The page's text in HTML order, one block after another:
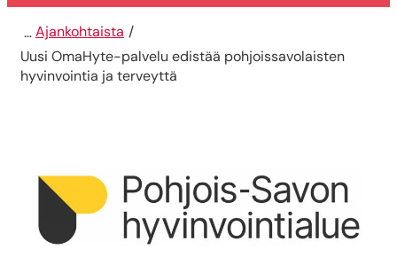
Ajankohtaista
Uusi OmaHyte-palvelu edistää pohjoissavolaisten
hyvinvointia ja terveyttä